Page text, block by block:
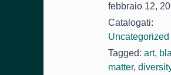
febbraio 12,
Catalogati:
Uncategorized
Tagged: art,
matter,